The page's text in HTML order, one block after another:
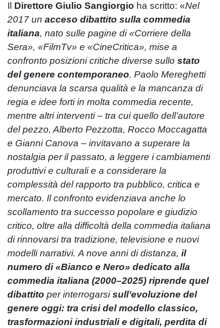
Il Direttore Giulio Sangiorgio ha scritto: «Nel
2017 un acceso dibattito sulla commedia
italiana, nato sulle pagine di «Corriere della
Sera», «FilmTv» e «CineCritica», mise a
confronto posizioni critiche diverse sullo stato
del genere contemporaneo. Paolo Mereghetti
denunciava la scarsa qualità e la mancanza di
regia e idee forti in molta commedia recente,
mentre altri interventi – tra cui quello dell’autore
del pezzo, Alberto Pezzotta, Rocco Moccagatta
e Gianni Canova – invitavano a superare la
nostalgia per il passato, a leggere i cambiamenti
produttivi e culturali e a considerare la
complessità del rapporto tra pubblico, critica e
mercato. Il confronto evidenziava anche lo
scollamento tra successo popolare e giudizio
critico, oltre alla difficoltà della commedia italiana
di rinnovarsi tra tradizione, televisione e nuovi
modelli narrativi. A nove anni di distanza, il
numero di «Bianco e Nero» dedicato alla
commedia italiana (2000–2025) riprende quel
dibattito per interrogarsisull’evoluzione del
genere oggi: tra crisi del modello classico,
trasformazioni industriali e digitali, perdita di